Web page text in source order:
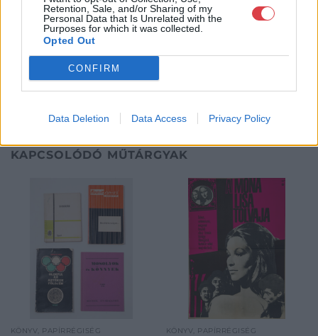
Retention, Sale, and/or Sharing of my
Personal Data that Is Unrelated with the
Purposes for which it was collected.
Opted Out
CONFIRM
Data Deletion Data Access Privacy Policy
GALÉRIA TOVÁBBI MŰTÁRGYAI
KAPCSOLÓDÓ MŰTÁRGYAK
KÖNYV, PAPÍRRÉGISÉG KÖNYV, PAPÍRRÉGISÉG